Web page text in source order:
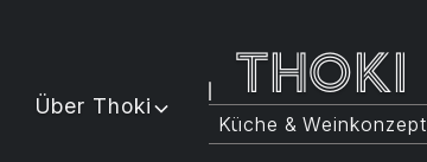
Über Thoki Thoki
Küche & Weinkonzept